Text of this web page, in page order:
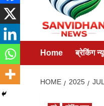
Home ब्रेकिंग
HOME 2025